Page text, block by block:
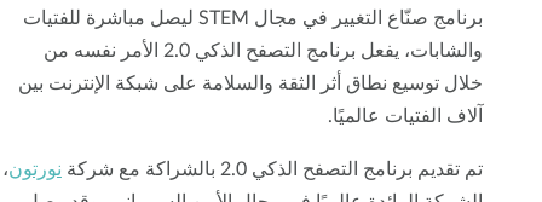
برنامج صنّاع التغيير في مجال STEM ليصل مباشرة للفتيات
والشابات، يفعل برنامج التصفح الذكي 2.0 الأمر نفسه من
خلال توسيع نطاق أثر الثقة والسلامة على شبكة الإنترنت بين
آلاف الفتيات عالميًا.
تم تقديم برنامج التصفح الذكي 2.0 بالشراكة مع شركة نورتون ،